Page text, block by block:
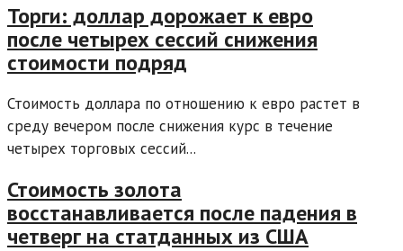
Торги: доллар дорожает к евро
после четырех сессий снижения
стоимости подряд
Стоимость доллара по отношению к евро растет в
среду вечером после снижения курс в течение
четырех торговых сессий...
Стоимость золота
восстанавливается после падения в
четверг на статданных из США